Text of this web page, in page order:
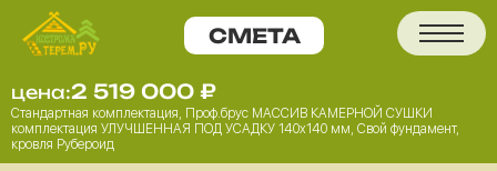
цена:2 519 000 ₽
Стандартная комплектация, Проф.брус МАССИВ КАМЕРНОЙ СУШКИ
комплектация УЛУЧШЕННАЯ ПОД УСАДКУ 140x140 мм, Свой фундамент,
кровля Рубероид